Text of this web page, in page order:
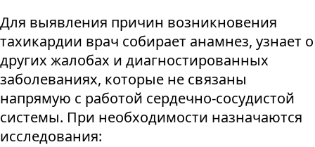
Для выявления причин возникновения
тахикардии врач собирает анамнез, узнает о
других жалобах и диагностированных
заболеваниях, которые не связаны
напрямую с работой сердечно-сосудистой
системы. При необходимости назначаются
исследования: